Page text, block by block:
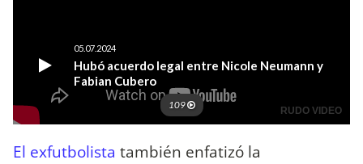
El exfutbolista también enfatizó la